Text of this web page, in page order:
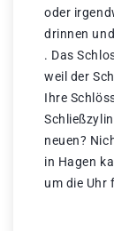
oder
drinnen
. Das
weil der
Ihre
neuen?
in Hagen
um die Uhr